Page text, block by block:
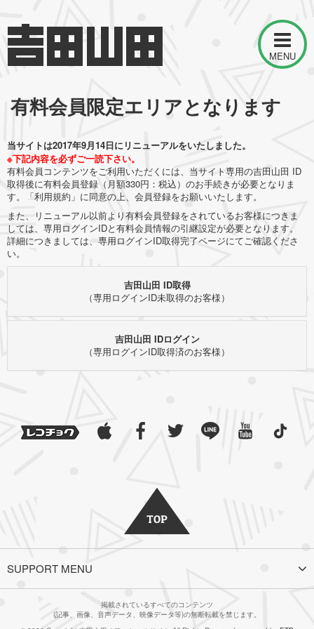
MENU
有料会員限定エリアとなります
当サイトは2017年9月14日にリニューアルをいたしました。
※下記内容を必ずご一読下さい。
有料会員コンテンツをご利用いただくには、当サイト専用の吉田山田 ID
取得後に有料会員登録（月額330円：税込）のお手続きが必要となりま
す。「利用規約」に同意の上、会員登録をお願いいたします。
また、リニューアル以前より有料会員登録をされているお客様につきま
しては、専用ログインIDと有料会員情報の引継設定が必要となります。
詳細につきましては、専用ログインID取得完了ページにてご確認くださ
い。
吉田山田 ID取得
（専用ログインID未取得のお客様）
吉田山田 IDログイン
（専用ログインID取得済のお客様）
SUPPORT MENU
掲載されているすべてのコンテンツ
(記事、画像、音声データ、映像データ等)の無断転載を禁じます。